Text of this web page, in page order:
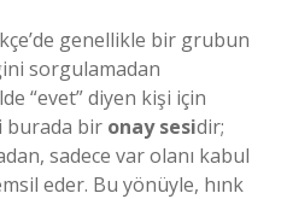
genellikle bir grubun
sorgulamadan
“evet” diyen kişi için
burada bir onay sesidir;
sadece var olanı kabul
eder. Bu yönüyle, hınk